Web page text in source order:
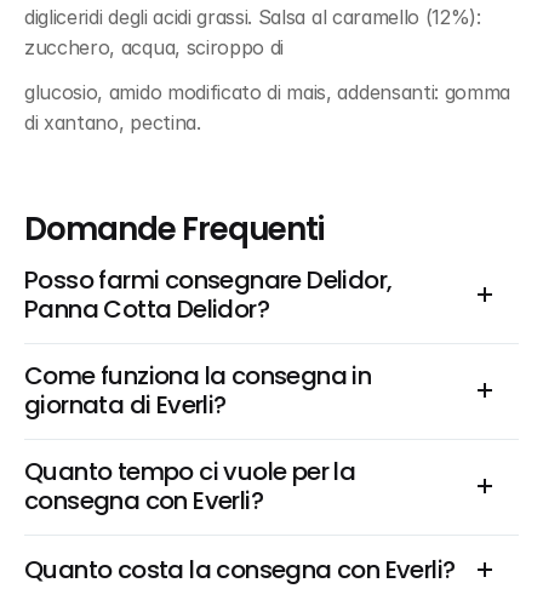
digliceridi degli acidi grassi. Salsa al caramello (12%):
zucchero, acqua, sciroppo di
glucosio, amido modificato di mais, addensanti: gomma
di xantano, pectina.
Domande Frequenti
Posso farmi consegnare Delidor,
Panna Cotta Delidor?
Come funziona la consegna in
giornata di Everli?
Quanto tempo ci vuole per la
consegna con Everli?
Quanto costa la consegna con Everli?